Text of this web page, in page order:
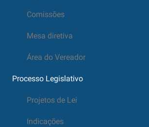
Comissões
Mesa diretiva
Área do Vereador
Processo Legislativo
Projetos de Lei
Indicações